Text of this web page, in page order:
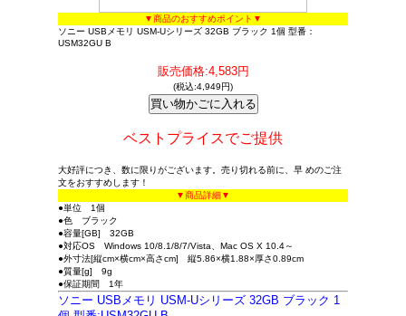
▼商品のおすすめポイント▼
ソニー USBメモリ USM-Uシリーズ 32GB ブラック 1個 型番：
USM32GU B
販売価格:4,583円
(税込:4,949円)
ベストプライスでご提供
大好評につき、数に限りがございます。売り切れる前に、早 めのご注
文をおすすめします！
▼商品詳細▼
●単位 1個
●色 ブラック
●容量[GB] 32GB
●対応OS Windows 10/8.1/8/7/Vista、Mac OS X 10.4～
●外寸法[縦cm×横cm×高さcm] 縦5.86×横1.88×厚さ0.89cm
●質量[g] 9g
●保証期間 1年
ソニー USBメモリ USM-Uシリーズ 32GB ブラック 1